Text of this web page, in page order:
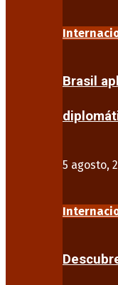
Brasil
5 agosto,